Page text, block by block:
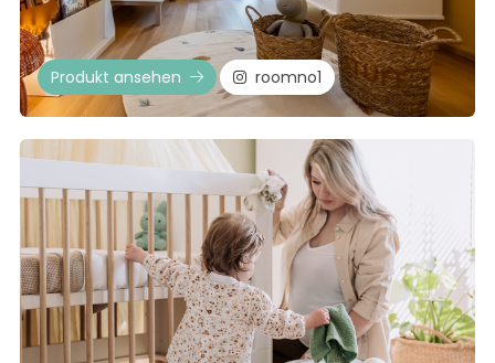
Produkt ansehen roomno1